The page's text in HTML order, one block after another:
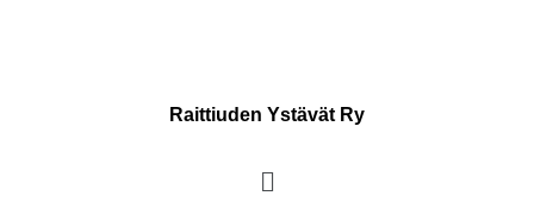
Raittiuden Ystävät Ry